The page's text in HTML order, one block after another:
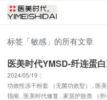
标签「敏感」的所有文章
医美时代YMSD-纤连蛋
2024/05/19 |
功效性冻干粉套 （无菌功效型）
, 医
指南 , 医美时代修复 , 家居护肤类 （所